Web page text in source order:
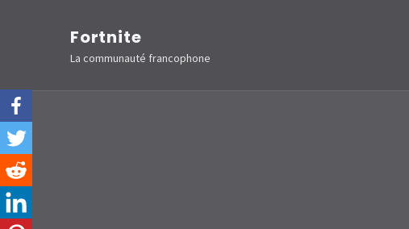
(Pressez
Entrée)
Fortnite
La communauté francophone